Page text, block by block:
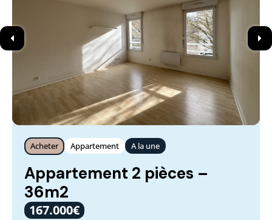
Acheter Appartement A la une
Appartement 2 pièces –
36m2
167.000€